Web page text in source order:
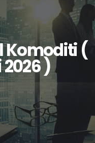
Komoditi (
)